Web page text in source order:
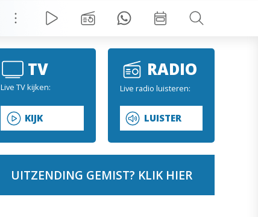
TV
Live TV kijken:
KIJK
RADIO
Live radio luisteren:
LUISTER
UITZENDING GEMIST? KLIK HIER